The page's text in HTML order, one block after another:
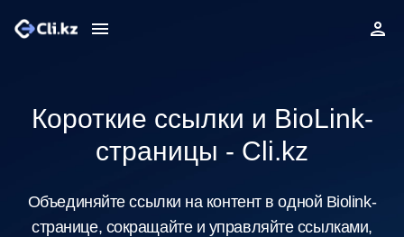
Короткие ссылки и BioLink-
страницы - Cli.kz
Объединяйте ссылки на контент в одной Biolink-
странице, сокращайте и управляйте ссылками,